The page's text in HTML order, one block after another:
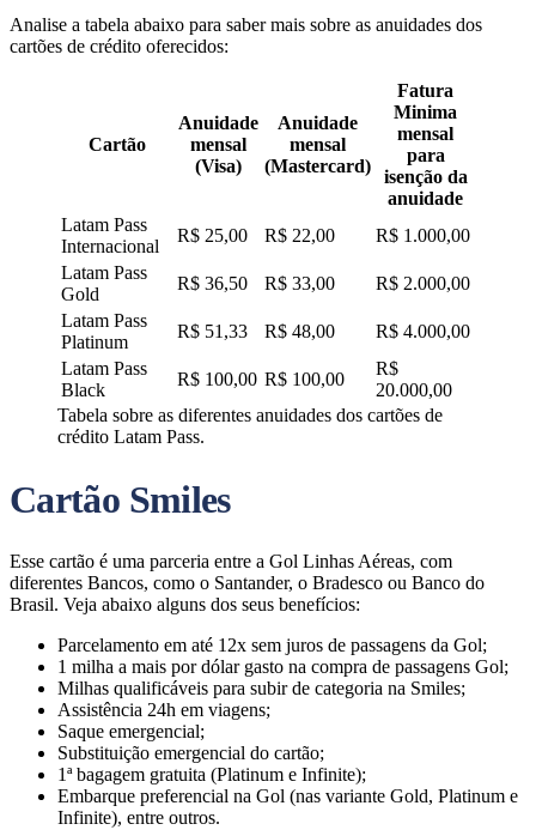
Analise a tabela abaixo para saber mais sobre as anuidades dos
cartões de crédito oferecidos:
Cartão
Anuidade
mensal
(Visa)
Anuidade
mensal
(Mastercard)
Fatura
Minima
mensal
para
isenção da
anuidade
Latam Pass
Internacional
R$ 25,00 R$ 22,00
R$ 1.000,00
Latam Pass
Gold
R$ 36,50 R$ 33,00
R$ 2.000,00
Latam Pass
Platinum
R$ 51,33 R$ 48,00
R$ 4.000,00
Latam Pass
Black
R$ 100,00 R$ 100,00
R$
20.000,00
Tabela sobre as diferentes anuidades dos cartões de
crédito Latam Pass.
Cartão Smiles
Esse cartão é uma parceria entre a Gol Linhas Aéreas, com
diferentes Bancos, como o Santander, o Bradesco ou Banco do
Brasil. Veja abaixo alguns dos seus benefícios:
Parcelamento em até 12x sem juros de passagens da Gol;
1 milha a mais por dólar gasto na compra de passagens Gol;
Milhas qualificáveis para subir de categoria na Smiles;
Assistência 24h em viagens;
Saque emergencial;
Substituição emergencial do cartão;
1ª bagagem gratuita (Platinum e Infinite);
Embarque preferencial na Gol (nas variante Gold, Platinum e
Infinite), entre outros.